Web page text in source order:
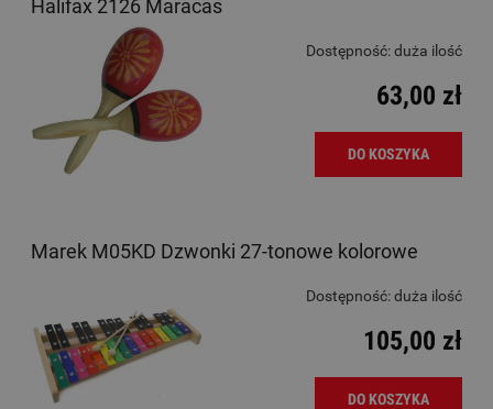
Halifax 2126 Maracas
Dostępność:duża ilość
63,00 zł
DO KOSZYKA
Marek M05KD Dzwonki 27-tonowe kolorowe
Dostępność:duża ilość
105,00 zł
DO KOSZYKA